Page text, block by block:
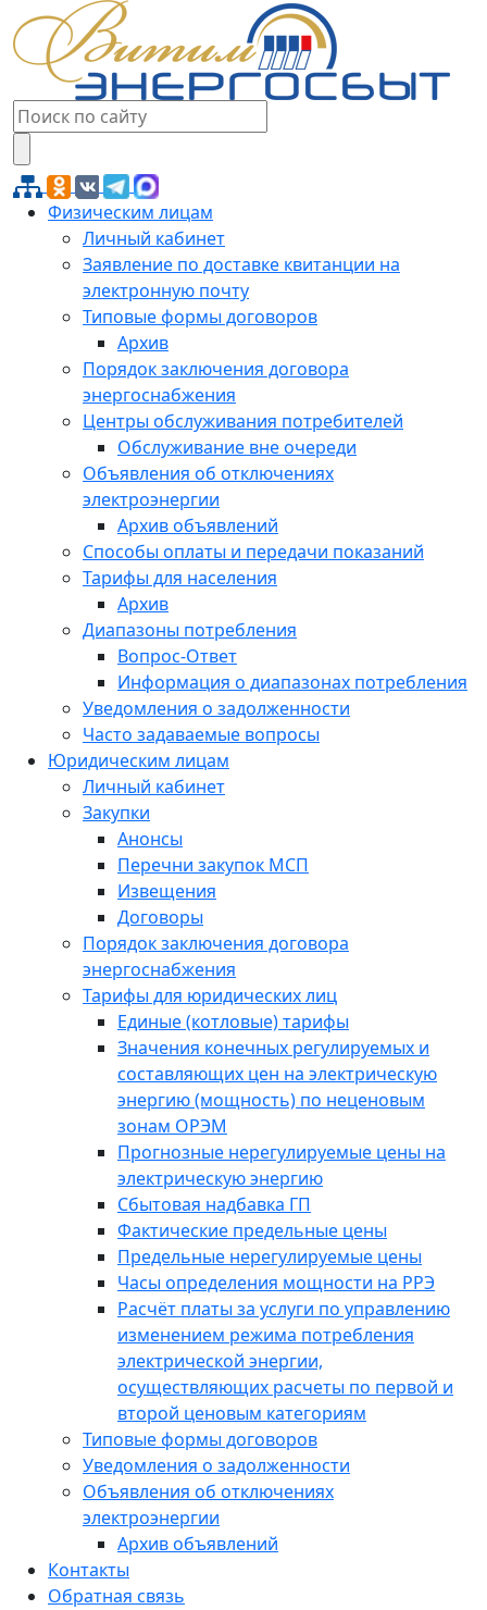
Физическим лицам
Личный кабинет
Заявление по доставке квитанции на
электронную почту
Типовые формы договоров
Архив
Порядок заключения договора
энергоснабжения
Центры обслуживания потребителей
Обслуживание вне очереди
Объявления об отключениях
электроэнергии
Архив объявлений
Способы оплаты и передачи показаний
Тарифы для населения
Архив
Диапазоны потребления
Вопрос-Ответ
Информация о диапазонах потребления
Уведомления о задолженности
Часто задаваемые вопросы
Юридическим лицам
Личный кабинет
Закупки
Анонсы
Перечни закупок МСП
Извещения
Договоры
Порядок заключения договора
энергоснабжения
Тарифы для юридических лиц
Единые (котловые) тарифы
Значения конечных регулируемых и
составляющих цен на электрическую
энергию (мощность) по неценовым
зонам ОРЭМ
Прогнозные нерегулируемые цены на
электрическую энергию
Сбытовая надбавка ГП
Фактические предельные цены
Предельные нерегулируемые цены
Часы определения мощности на РРЭ
Расчёт платы за услуги по управлению
изменением режима потребления
электрической энергии,
осуществляющих расчеты по первой и
второй ценовым категориям
Типовые формы договоров
Уведомления о задолженности
Объявления об отключениях
электроэнергии
Архив объявлений
Контакты
Обратная связь